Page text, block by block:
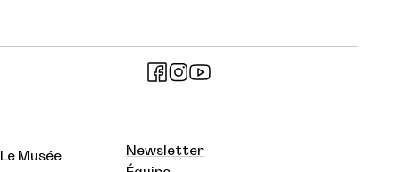
Le Musée
Newsletter